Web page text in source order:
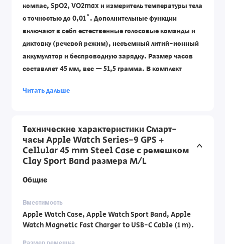
компас, SpO2, VO2max и измеритель температуры тела
с точностью до 0,01˚. Дополнительные функции
включают в себя естественные голосовые команды и
диктовку (речевой режим), несъемный литий-ионный
аккумулятор и беспроводную зарядку. Размер часов
составляет 45 мм, вес — 51,5 грамма. В комплект
Watch и магнитный кабель быстрой зарядки USB-C
Читать дальше
Технические характеристики Смарт-
часы Apple Watch Series-9 GPS +
Cellular 45 mm Steel Case с ремешком
Clay Sport Band размера M/L
Общие
Вместимость
Apple Watch Case, Apple Watch Sport Band, Apple
Watch Magnetic Fast Charger to USB-C Cable (1 m).